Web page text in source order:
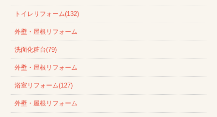
トイレリフォーム(132)
外壁・屋根リフォーム
洗面化粧台(79)
外壁・屋根リフォーム
浴室リフォーム(127)
外壁・屋根リフォーム